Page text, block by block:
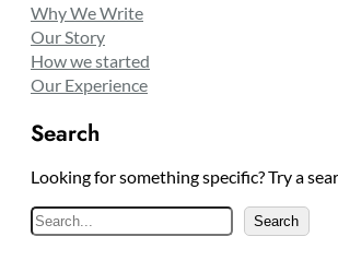
Why We Write
Our Story
How we started
Our Experience
Search
Looking for something specific? Try a
S
e
Search